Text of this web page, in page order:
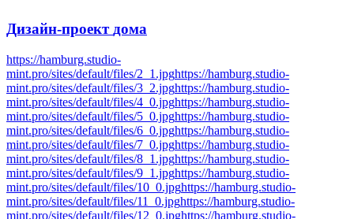
Дизайн-проект дома
https://hamburg.studio-
mint.pro/sites/default/files/2_1.jpghttps://hamburg.studio-
mint.pro/sites/default/files/3_2.jpghttps://hamburg.studio-
mint.pro/sites/default/files/4_0.jpghttps://hamburg.studio-
mint.pro/sites/default/files/5_0.jpghttps://hamburg.studio-
mint.pro/sites/default/files/6_0.jpghttps://hamburg.studio-
mint.pro/sites/default/files/7_0.jpghttps://hamburg.studio-
mint.pro/sites/default/files/8_1.jpghttps://hamburg.studio-
mint.pro/sites/default/files/9_1.jpghttps://hamburg.studio-
mint.pro/sites/default/files/10_0.jpghttps://hamburg.studio-
mint.pro/sites/default/files/11_0.jpghttps://hamburg.studio-
mint.pro/sites/default/files/12_0.jpghttps://hamburg.studio-